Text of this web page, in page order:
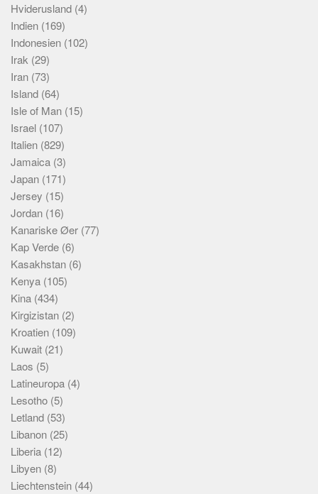
Hviderusland (4)
Indien (169)
Indonesien (102)
Irak (29)
Iran (73)
Island (64)
Isle of Man (15)
Israel (107)
Italien (829)
Jamaica (3)
Japan (171)
Jersey (15)
Jordan (16)
Kanariske Øer (77)
Kap Verde (6)
Kasakhstan (6)
Kenya (105)
Kina (434)
Kirgizistan (2)
Kroatien (109)
Kuwait (21)
Laos (5)
Latineuropa (4)
Lesotho (5)
Letland (53)
Libanon (25)
Liberia (12)
Libyen (8)
Liechtenstein (44)